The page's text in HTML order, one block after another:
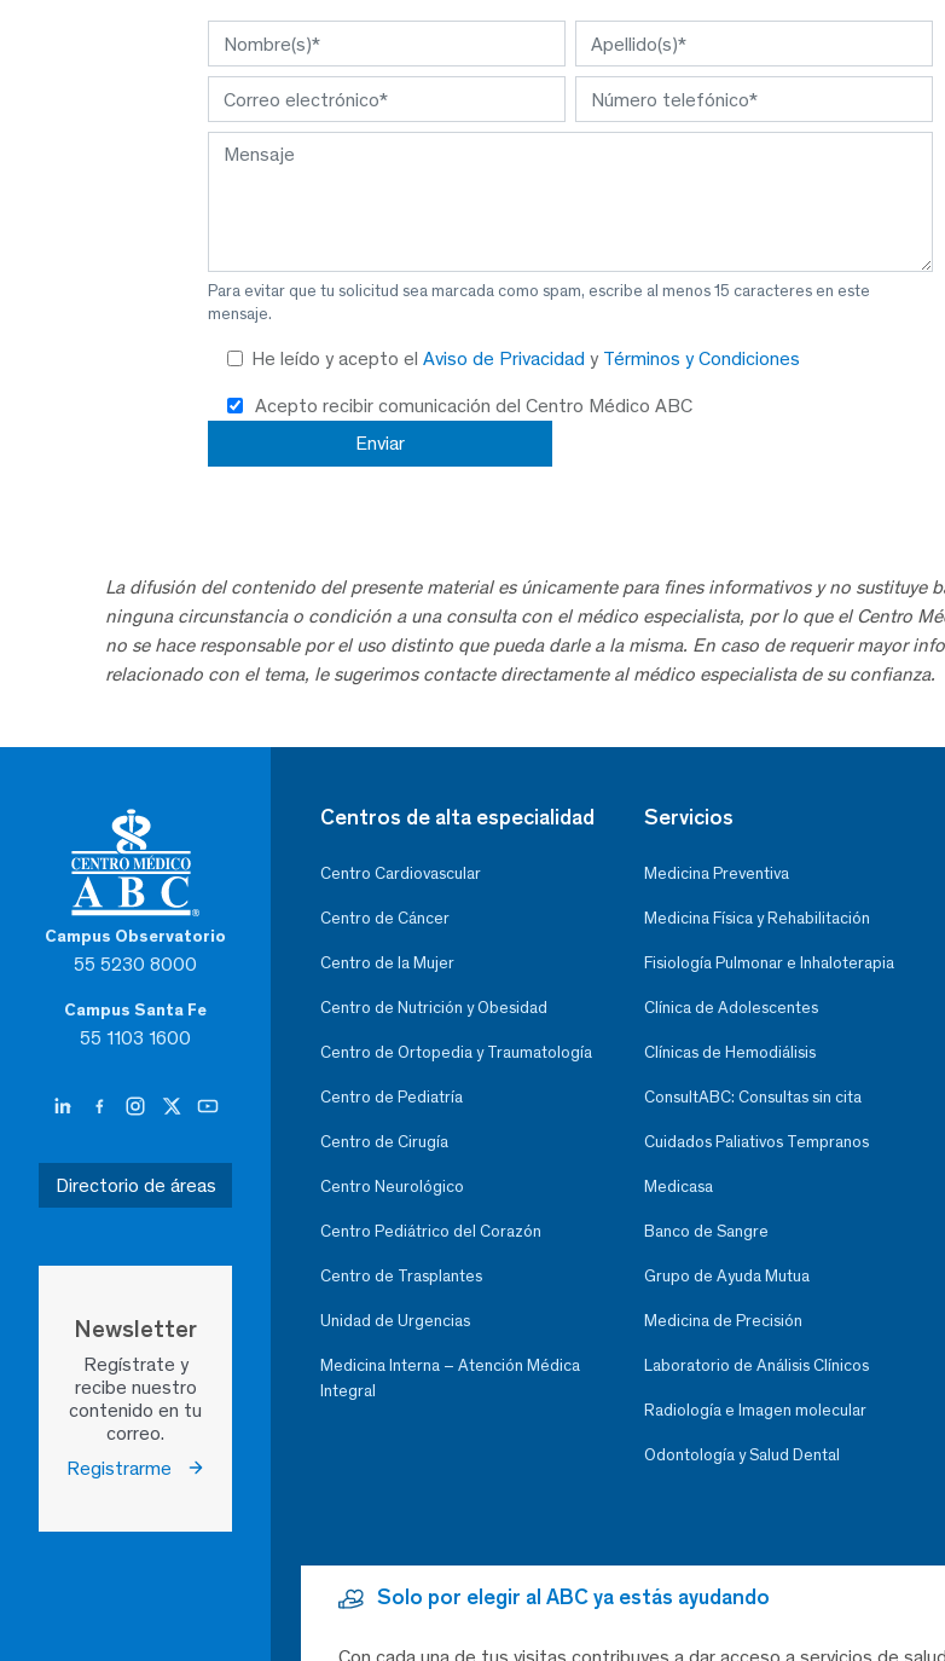
Para evitar que tu solicitud sea marcada como spam, escribe al menos 15 caracteres en este
mensaje.
He leído y acepto el Aviso de Privacidad y Términos y Condiciones
Acepto recibir comunicación del Centro Médico ABC
La difusión del contenido del presente material es únicamente para fines informativos y no sustituye
ninguna circunstancia o condición a una consulta con el médico especialista, por lo que el Centro
no se hace responsable por el uso distinto que pueda darle a la misma. En caso de requerir mayor
relacionado con el tema, le sugerimos contacte directamente al médico especialista de su confianza.
Campus Observatorio
55 5230 8000
Campus Santa Fe
55 1103 1600
Directorio de áreas
Newsletter
Regístrate y
recibe nuestro
contenido en tu
correo.
Registrarme
Centros de alta especialidad
Centro Cardiovascular
Centro de Cáncer
Centro de la Mujer
Centro de Nutrición y Obesidad
Centro de Ortopedia y Traumatología
Centro de Pediatría
Centro de Cirugía
Centro Neurológico
Centro Pediátrico del Corazón
Centro de Trasplantes
Unidad de Urgencias
Medicina Interna – Atención Médica
Integral
Servicios
Medicina Preventiva
Medicina Física y Rehabilitación
Fisiología Pulmonar e Inhaloterapia
Clínica de Adolescentes
Clínicas de Hemodiálisis
ConsultABC: Consultas sin cita
Cuidados Paliativos Tempranos
Medicasa
Banco de Sangre
Grupo de Ayuda Mutua
Medicina de Precisión
Laboratorio de Análisis Clínicos
Radiología e Imagen molecular
Odontología y Salud Dental
Solo por elegir al ABC ya estás ayudando